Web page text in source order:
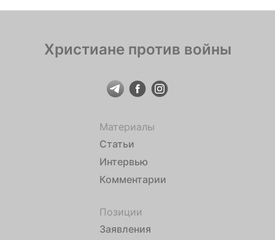
Христиане против войны
Материалы
Статьи
Интервью
Комментарии
Позиции
Заявления